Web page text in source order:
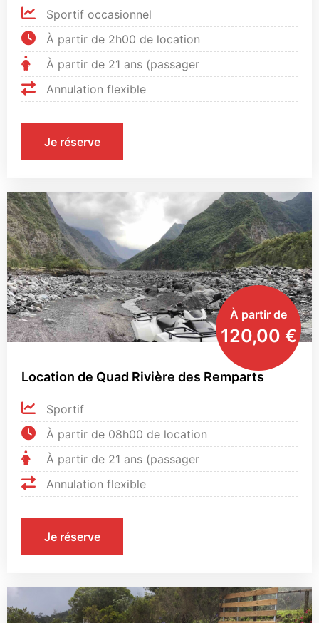
Sportif occasionnel
À partir de 2h00 de location
À partir de 21 ans (passager
Annulation flexible
Je réserve
À partir de
120,00 €
Location de Quad Rivière des Remparts
Sportif
À partir de 08h00 de location
À partir de 21 ans (passager
Annulation flexible
Je réserve